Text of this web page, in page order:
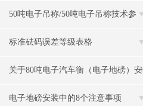
50吨电子吊称/50吨电子吊称技术参
数/50吨吊称价格优势
标准砝码误差等级表格
关于80吨电子汽车衡（电子地磅）安
装基础的几大忠告
电子地磅安装中的8个注意事项